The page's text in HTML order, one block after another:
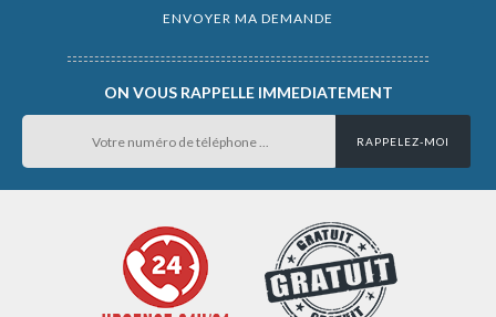
ON VOUS RAPPELLE IMMEDIATEMENT